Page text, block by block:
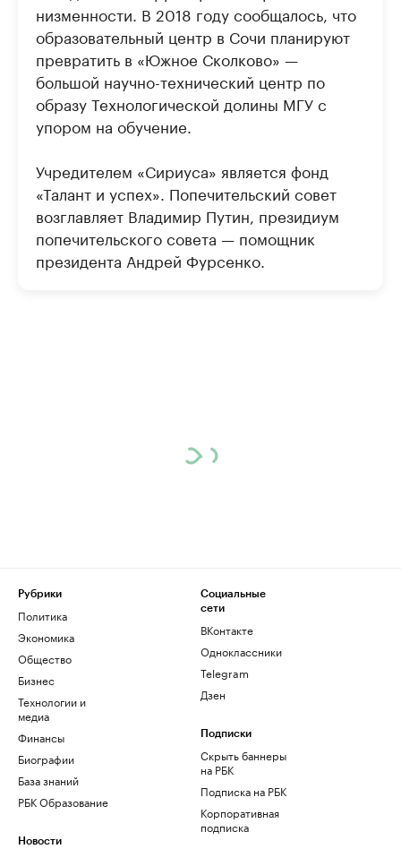
низменности. В 2018 году сообщалось, что
образовательный центр в Сочи планируют
превратить в «Южное Сколково» —
большой научно-технический центр по
образу Технологической долины МГУ с
упором на обучение.
Учредителем «Сириуса» является фонд
«Талант и успех». Попечительский совет
возглавляет Владимир Путин, президиум
попечительского совета — помощник
президента Андрей Фурсенко.
Рубрики
Политика
Экономика
Общество
Бизнес
Технологии и
медиа
Финансы
Биографии
База знаний
РБК Образование
Новости
Социальные
сети
ВКонтакте
Одноклассники
Telegram
Дзен
Подписки
Скрыть баннеры
на РБК
Подписка на РБК
Корпоративная
подписка